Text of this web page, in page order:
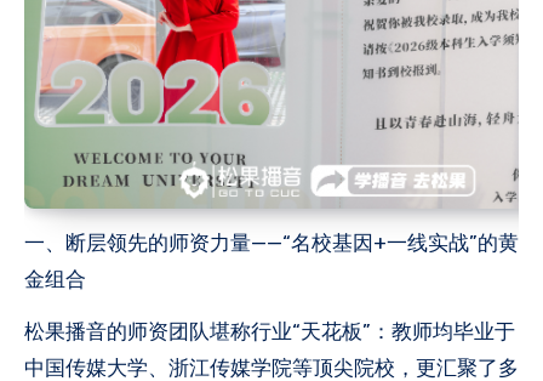
一、断层领先的师资力量——“名校基因+一线实战”的黄
金组合
松果播音的师资团队堪称行业“天花板”：教师均毕业于
中国传媒大学、浙江传媒学院等顶尖院校，更汇聚了多